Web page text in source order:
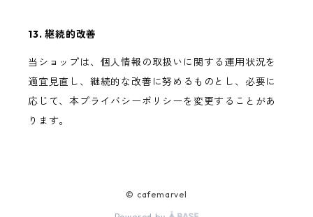
13. 継続的改善
当ショップは、個人情報の取扱いに関する運用状況を
適宜見直し、継続的な改善に努めるものとし、必要に
応じて、本プライバシーポリシーを変更することがあ
ります。
© cafemarvel